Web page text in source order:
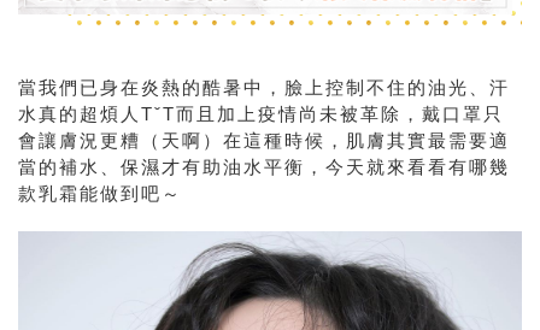
當我們已身在炎熱的酷暑中，臉上控制不住的油光、汗
水真的超煩人TˇT而且加上疫情尚未被革除，戴口罩只
會讓膚況更糟（天啊）在這種時候，肌膚其實最需要適
當的補水、保濕才有助油水平衡，今天就來看看有哪幾
款乳霜能做到吧～